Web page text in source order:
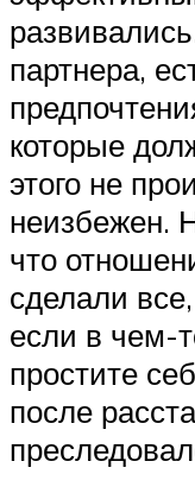
партнера,
которые
этого не
неизбежен.
что
сделали
если в чем-
простите
после